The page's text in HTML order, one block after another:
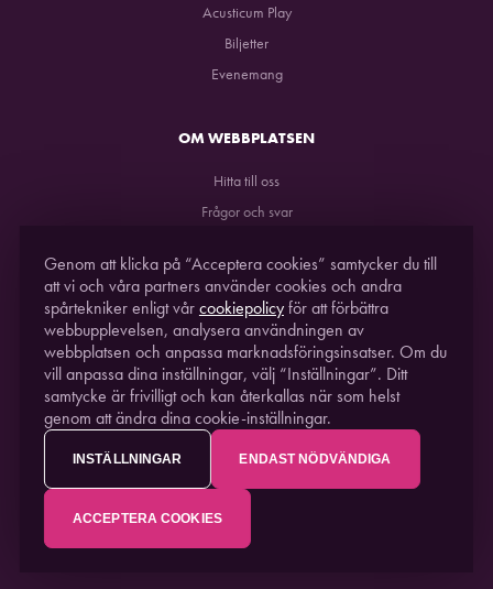
Acusticum Play
Biljetter
Evenemang
OM WEBBPLATSEN
Hitta till oss
Frågor och svar
STUDIO ACUSTICUM
SCIENCE PARK
Genom att klicka på “Acceptera cookies” samtycker du till
att vi och våra partners använder cookies och andra
spårtekniker enligt vårcookiepolicyför att förbättra
webbupplevelsen, analysera användningen av
webbplatsen och anpassa marknadsföringsinsatser. Om du
vill anpassa dina inställningar, välj “Inställningar”. Ditt
samtycke är frivilligt och kan återkallas när som helst
genom att ändra dina cookie-inställningar.
INSTÄLLNINGAR ENDAST NÖDVÄNDIGA
ACCEPTERA COOKIES